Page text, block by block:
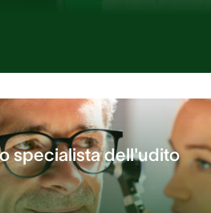
specialista dell'udito